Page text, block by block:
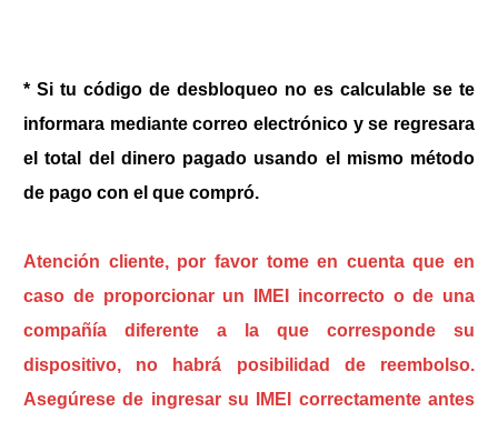
* Si tu código de desbloqueo no es calculable se te
informara mediante correo electrónico y se regresara
el total del dinero pagado usando el mismo método
de pago con el que compró.
Atención cliente, por favor tome en cuenta que en
caso de proporcionar un IMEI incorrecto o de una
compañía diferente a la que corresponde su
dispositivo, no habrá posibilidad de reembolso.
Asegúrese de ingresar su IMEI correctamente antes